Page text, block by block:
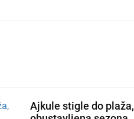
Ajkule stigle do plaža,